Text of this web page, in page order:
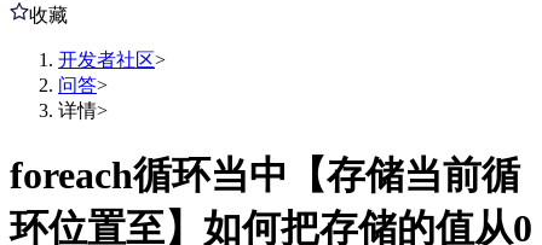
收藏
开发者社区>
问答>
详情>
foreach循环当中【存储当前循
环位置至】如何把存储的值从0